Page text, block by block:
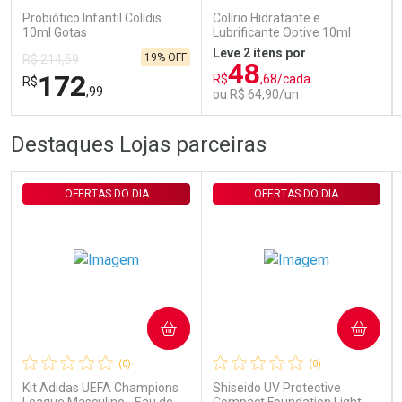
Probiótico Infantil Colidis
10ml Gotas
R$ 214,59
R$172,99
19% OFF
FECHAR
Laboratório
Comprar sem Desconto
FECHAR
Por Menos
Comprar sem Desconto
Colírio Hidratante e
Lubrificante Optive 10ml
Leve 2 itens por
R$48,68/cada
ou R$ 64,90/un
Comprar sem Desconto
Por Menos
Comprar sem Desconto
Destaques Lojas parceiras
(0)
Kit Adidas UEFA Champions
OFERTAS DO DIA
COMPRAR
(0)
Shiseido UV Protective
OFERTAS DO DIA
COMPRAR